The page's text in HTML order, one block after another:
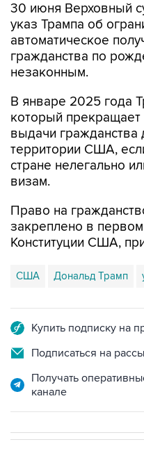
30 июня Верховный
указ Трампа об
автоматическое
гражданства по
незаконным.
В январе 2025 года
который прекращает
выдачи
территории США,
стране нелегально
визам.
Право на
закреплено в
Конституции США,
США Дональд Трамп
Купить подписку на
Подписаться на
Получать
канале